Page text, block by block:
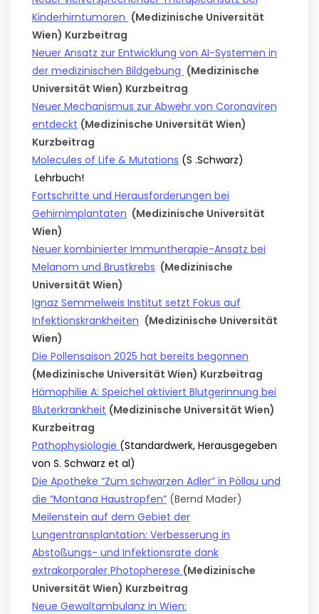
Kinderhirntumoren (Medizinische Universität
Wien) Kurzbeitrag
Neuer Ansatz zur Entwicklung von AI-Systemen in
der medizinischen Bildgebung (Medizinische
Universität Wien) Kurzbeitrag
Neuer Mechanismus zur Abwehr von Coronaviren
entdeckt (Medizinische Universität Wien)
Kurzbeitrag
Molecules of Life & Mutations (S .Schwarz)
Lehrbuch!
Fortschritte und Herausforderungen bei
Gehirnimplantaten (Medizinische Universität
Wien)
Neuer kombinierter Immuntherapie-Ansatz bei
Melanom und Brustkrebs (Medizinische
Universität Wien)
Ignaz Semmelweis Institut setzt Fokus auf
Infektionskrankheiten (Medizinische Universität
Wien)
Die Pollensaison 2025 hat bereits begonnen
(Medizinische Universität Wien) Kurzbeitrag
Hämophilie A: Speichel aktiviert Blutgerinnung bei
Bluterkrankheit (Medizinische Universität Wien)
Kurzbeitrag
Pathophysiologie (Standardwerk, Herausgegeben
von S. Schwarz et al)
Die Apotheke “Zum schwarzen Adler” in Pöllau und
die “Montana Haustropfen” (Bernd Mader)
Meilenstein auf dem Gebiet der
Lungentransplantation: Verbesserung in
Abstoßungs- und Infektionsrate dank
extrakorporaler Photopherese (Medizinische
Universität Wien) Kurzbeitrag
Neue Gewaltambulanz in Wien: